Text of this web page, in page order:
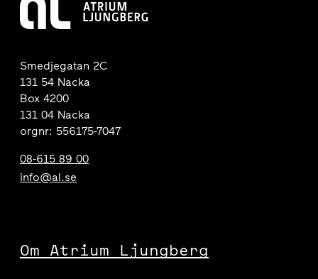
Smedjegatan 2C
131 54 Nacka
Box 4200
131 04 Nacka
orgnr: 556175-7047
08-615 89 00
info@al.se
Om Atrium Ljungberg